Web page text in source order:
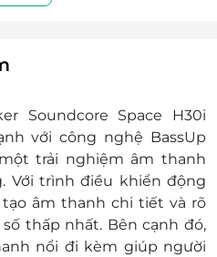
Soundcore Space H30i
với công nghệ BassUp
trải nghiệm âm thanh
Với trình điều khiển động
âm thanh chi tiết và rõ
thấp nhất. Bên cạnh đó,
nổi đi kèm giúp người